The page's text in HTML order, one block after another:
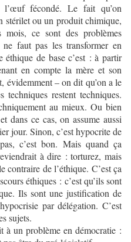
l’œuf fécondé. Le fait qu’on
stérilet ou un produit chimique,
ce sont des problèmes
faut pas les transformer en
éthique de base c’est : à partir
en compte la mère et son
évidemment – on dit qu’on a le
restent techniques.
au mieux. Ou bien
dans ce cas, on assume aussi
jour. Sinon, c’est hypocrite de
c’est bon. Mais quand ça
à dire : torturez, mais
contraire de l’éthique. C’est ça
éthiques : c’est qu’ils sont
Ils sont une justification de
par délégation. C’est
sujets.
à un problème en démocratie :